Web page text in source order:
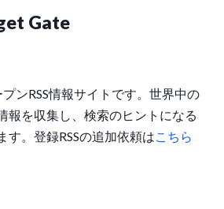
Gate
ンRSS情報サイトです。世界中の
報を収集し、検索のヒントになる
す。登録RSSの追加依頼は こちら